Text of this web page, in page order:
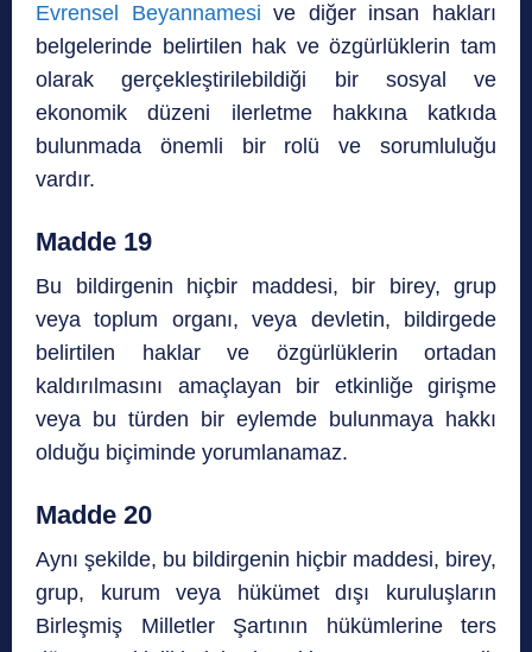
Evrensel Beyannamesi ve diğer insan hakları
belgelerinde belirtilen hak ve özgürlüklerin tam
olarak gerçekleştirilebildiği bir sosyal ve
ekonomik düzeni ilerletme hakkına katkıda
bulunmada önemli bir rolü ve sorumluluğu
vardır.
Madde 19
Bu bildirgenin hiçbir maddesi, bir birey, grup
veya toplum organı, veya devletin, bildirgede
belirtilen haklar ve özgürlüklerin ortadan
kaldırılmasını amaçlayan bir etkinliğe girişme
veya bu türden bir eylemde bulunmaya hakkı
olduğu biçiminde yorumlanamaz.
Madde 20
Aynı şekilde, bu bildirgenin hiçbir maddesi, birey,
grup, kurum veya hükümet dışı kuruluşların
Birleşmiş Milletler Şartının hükümlerine ters